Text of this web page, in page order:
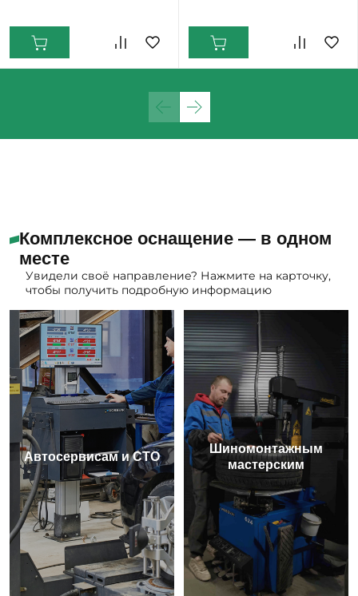
Комплексное оснащение — в одном
месте
Увидели своё направление? Нажмите на карточку,
чтобы получить подробную информацию
Автосервисам и СТО
Шиномонтажным
мастерским